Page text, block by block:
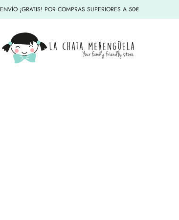
ENVÍO ¡GRATIS! POR COMPRAS SUPERIORES A 50€
La Chata Merengüela